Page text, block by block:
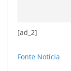
[ad_2]
Fonte Notícia